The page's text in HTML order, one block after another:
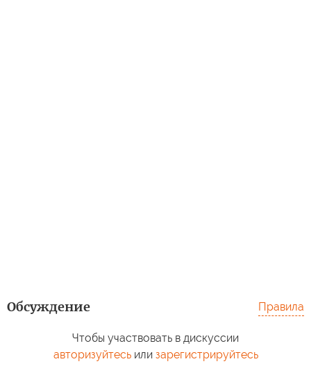
Обсуждение Правила
Чтобы участвовать в дискуссии
авторизуйтесьили зарегистрируйтесь